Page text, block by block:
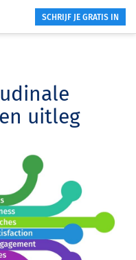
SCHRIJF JE GRATIS IN
uitleg